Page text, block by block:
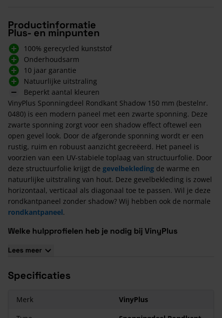
Productinformatie
Plus- en minpunten
100% gerecycled kunststof
Onderhoudsarm
10 jaar garantie
Natuurlijke uitstraling
Beperkt aantal kleuren
VinyPlus Sponningdeel Rondkant Shadow 150 mm (bestelnr.
0480) is een modern paneel met een zwarte sponning. Deze
zwarte sponning zorgt voor een shadow effect oftewel een
open gevel look. Door de afgeronde sponning wordt er een
rustig, ruim en robuust aanzicht gecreëerd. Het paneel is
voorzien van een UV-stabiele toplaag van structuurfolie. Door
deze structuurfolie krijgt de gevelbekleding de warme en
natuurlijke uitstraling van hout. Deze gevelbekleding is zowel
horizontaal, verticaal als diagonaal toe te passen. Wil je deze
rondkantpaneel zonder shadow? Wij hebben ook de normale
rondkantpaneel.
Welke hulpprofielen heb je nodig bij VinyPlus
Buitenhoekprofiel (0401)
Eindprofiel (0403)+
(0408)
Startprofiel verticale bekleding (0413)
Lees meer
Specificaties
Merk
VinyPlus